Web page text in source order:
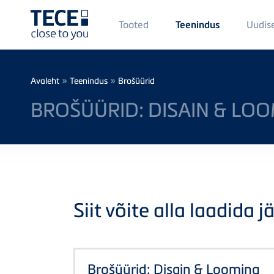
Main
Menü
1
Tooted Teenindus
Breadcrumb
Avaleht » Teenindus » Brošüürid
BROŠÜÜRID: DISAIN &
Siit võite alla laadida
Brošüürid: Disain & Looming